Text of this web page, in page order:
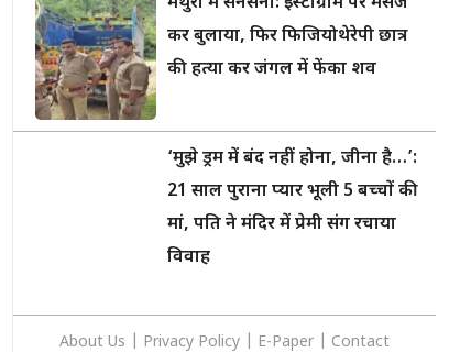
कर बुलाया, फिर फिजियोथेरेपी छात्र
की हत्या कर जंगल में फेंका शव
‘मुझे ड्रम में बंद नहीं होना, जीना है…’:
21 साल पुराना प्यार भूली 5 बच्चों की
मां, पति ने मंदिर में प्रेमी संग रचाया
विवाह
About Us Privacy Policy E-Paper Contact